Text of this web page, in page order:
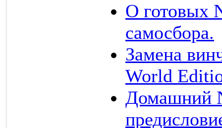
О готовых
самосбора.
Замена
World
Домашний